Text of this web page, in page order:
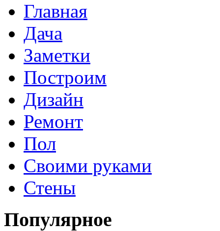
Главная
Дача
Заметки
Построим
Дизайн
Ремонт
Пол
Своими руками
Стены
Популярное